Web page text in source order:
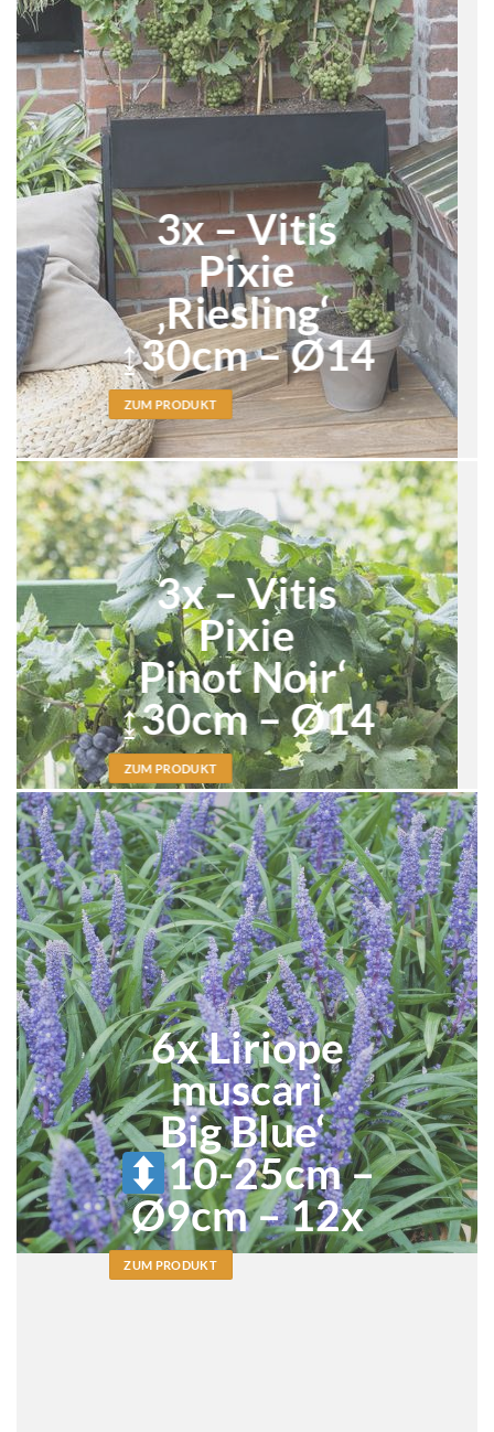
3x – Vitis
Pixie
‚Riesling‘
↨30cm – Ø14
ZUM PRODUKT
3x – Vitis
Pixie
Pinot Noir‘
↨30cm – Ø14
ZUM PRODUKT
6x Liriope
muscari
Big Blue‘
10-25cm –
Ø9cm – 12x
ZUM PRODUKT